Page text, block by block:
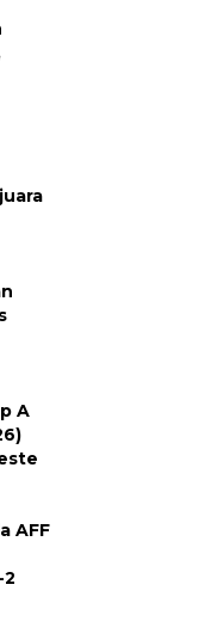
A
AFF